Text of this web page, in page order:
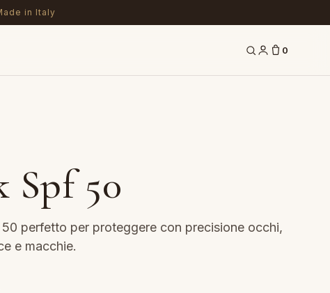
in Italy
0
Spf 50
perfetto per proteggere con precisione occhi,
e macchie.